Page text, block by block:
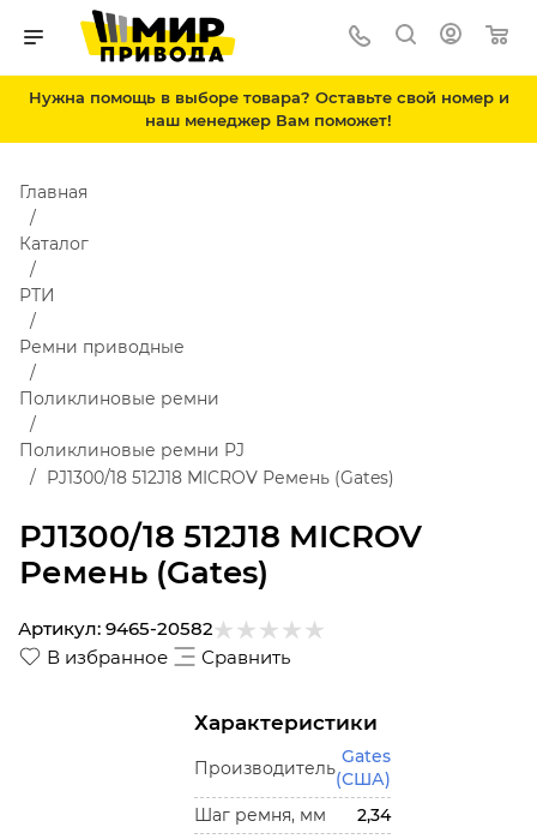
Нужна помощь в выборе товара? Оставьте свой номер и
наш менеджер Вам поможет!
PJ1300/18 512J18 MICROV
Ремень (Gates)
Главная
Каталог
РТИ
Ремни приводные
Поликлиновые ремни
Поликлиновые ремни PJ
PJ1300/18 512J18 MICROV Ремень (Gates)
В избранное Сравнить
Артикул: 9465-20582
Характеристики
Производитель
Gates
(США)
Шаг ремня, мм
2,34